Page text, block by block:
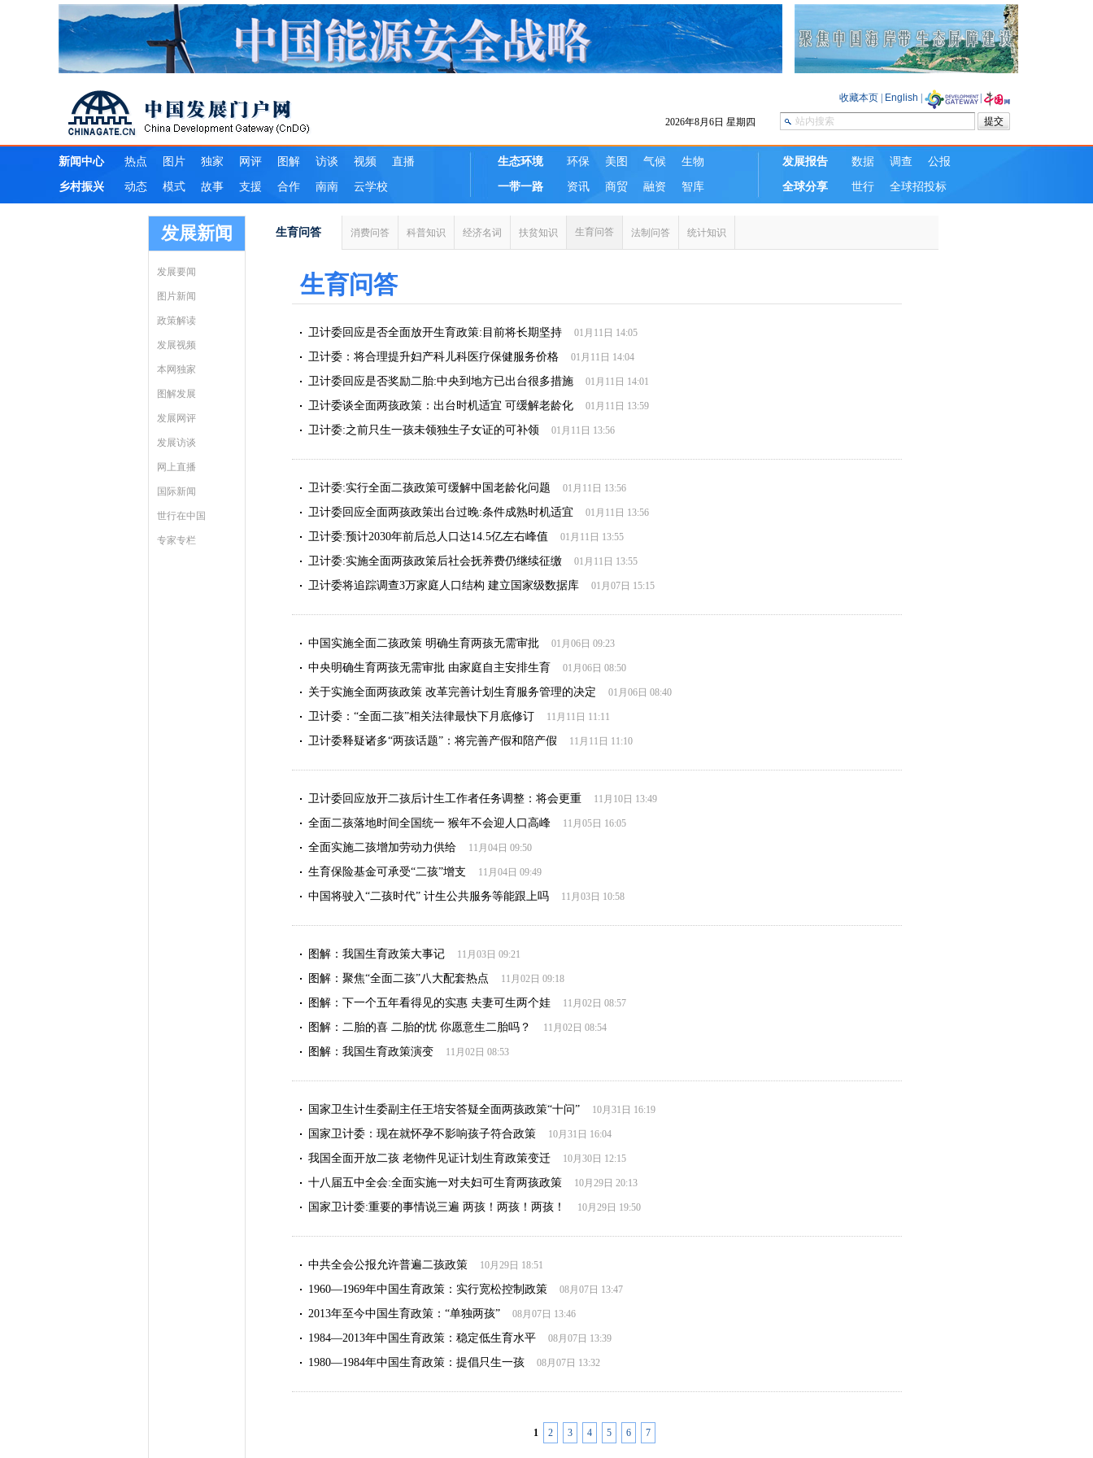
发展新闻
发展要闻
图片新闻
政策解读
发展视频
本网独家
图解发展
发展网评
发展访谈
网上直播
国际新闻
世行在中国
专家专栏
生育问答 消费问答 科普知识 经济名词 扶贫知识 生育问答 法制问答 统计知识
生育问答
卫计委回应是否全面放开生育政策:目前将长期坚持 01月11日 14:05
卫计委：将合理提升妇产科儿科医疗保健服务价格 01月11日 14:04
卫计委回应是否奖励二胎:中央到地方已出台很多措施 01月11日 14:01
卫计委谈全面两孩政策：出台时机适宜 可缓解老龄化 01月11日 13:59
卫计委:之前只生一孩未领独生子女证的可补领 01月11日 13:56
卫计委:实行全面二孩政策可缓解中国老龄化问题 01月11日 13:56
卫计委回应全面两孩政策出台过晚:条件成熟时机适宜 01月11日 13:56
卫计委:预计2030年前后总人口达14.5亿左右峰值 01月11日 13:55
卫计委:实施全面两孩政策后社会抚养费仍继续征缴 01月11日 13:55
卫计委将追踪调查3万家庭人口结构 建立国家级数据库 01月07日 15:15
中国实施全面二孩政策 明确生育两孩无需审批 01月06日 09:23
中央明确生育两孩无需审批 由家庭自主安排生育 01月06日 08:50
关于实施全面两孩政策 改革完善计划生育服务管理的决定 01月06日 08:40
卫计委：“全面二孩”相关法律最快下月底修订 11月11日 11:11
卫计委释疑诸多“两孩话题”：将完善产假和陪产假 11月11日 11:10
卫计委回应放开二孩后计生工作者任务调整：将会更重 11月10日 13:49
全面二孩落地时间全国统一 猴年不会迎人口高峰 11月05日 16:05
全面实施二孩增加劳动力供给 11月04日 09:50
生育保险基金可承受“二孩”增支 11月04日 09:49
中国将驶入“二孩时代” 计生公共服务等能跟上吗 11月03日 10:58
图解：我国生育政策大事记 11月03日 09:21
图解：聚焦“全面二孩”八大配套热点 11月02日 09:18
图解：下一个五年看得见的实惠 夫妻可生两个娃 11月02日 08:57
图解：二胎的喜 二胎的忧 你愿意生二胎吗？ 11月02日 08:54
图解：我国生育政策演变 11月02日 08:53
国家卫生计生委副主任王培安答疑全面两孩政策“十问” 10月31日 16:19
国家卫计委：现在就怀孕不影响孩子符合政策 10月31日 16:04
我国全面开放二孩 老物件见证计划生育政策变迁 10月30日 12:15
十八届五中全会:全面实施一对夫妇可生育两孩政策 10月29日 20:13
国家卫计委:重要的事情说三遍 两孩！两孩！两孩！ 10月29日 19:50
中共全会公报允许普遍二孩政策 10月29日 18:51
1960—1969年中国生育政策：实行宽松控制政策 08月07日 13:47
2013年至今中国生育政策：“单独两孩” 08月07日 13:46
1984—2013年中国生育政策：稳定低生育水平 08月07日 13:39
1980—1984年中国生育政策：提倡只生一孩 08月07日 13:32
1 2 3 4 5 6 7